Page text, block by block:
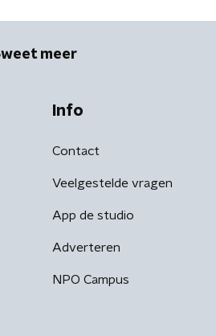
weet meer
Info
Contact
Veelgestelde vragen
App de studio
Adverteren
NPO Campus